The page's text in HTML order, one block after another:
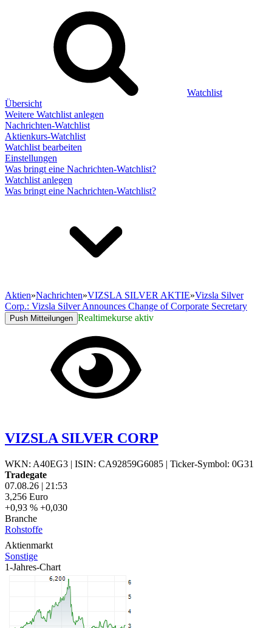
Watchlist
Übersicht
Weitere Watchlist anlegen
Nachrichten-Watchlist
Aktienkurs-Watchlist
Watchlist bearbeiten
Einstellungen
Was bringt eine Nachrichten-Watchlist?
Watchlist anlegen
Was bringt eine Nachrichten-Watchlist?
Aktien»Nachrichten»VIZSLA SILVER AKTIE»Vizsla Silver
Corp.: Vizsla Silver Announces Change of Corporate Secretary
Push Mitteilungen Realtimekurse aktiv
VIZSLA SILVER CORP
WKN: A40EG3 | ISIN: CA92859G6085 | Ticker-Symbol: 0G31
Tradegate
07.08.26 | 21:53
3,256 Euro
+0,93 % +0,030
Branche
Rohstoffe
Aktienmarkt
Sonstige
1-Jahres-Chart